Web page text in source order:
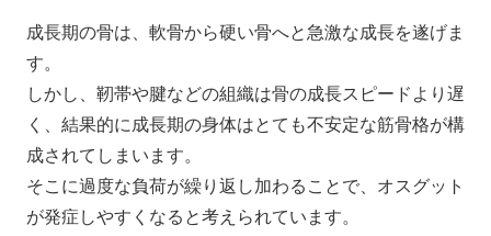
成長期の骨は、軟骨から硬い骨へと急激な成長を遂げま
す。
しかし、靭帯や腱などの組織は骨の成長スピードより遅
く、結果的に成長期の身体はとても不安定な筋骨格が構
成されてしまいます。
そこに過度な負荷が繰り返し加わることで、オスグット
が発症しやすくなると考えられています。